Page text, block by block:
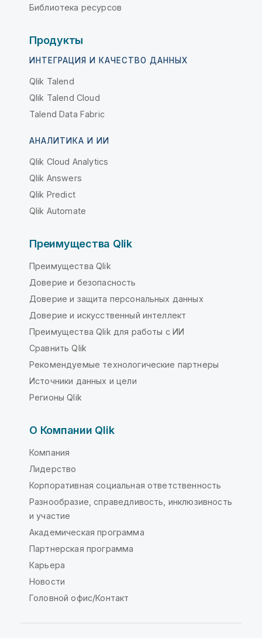
Библиотека ресурсов
Продукты
ИНТЕГРАЦИЯ И КАЧЕСТВО ДАННЫХ
Qlik Talend
Qlik Talend Cloud
Talend Data Fabric
АНАЛИТИКА И ИИ
Qlik Cloud Analytics
Qlik Answers
Qlik Predict
Qlik Automate
Преимущества Qlik
Преимущества Qlik
Доверие и безопасность
Доверие и защита персональных данных
Доверие и искусственный интеллект
Преимущества Qlik для работы с ИИ
Сравнить Qlik
Рекомендуемые технологические партнеры
Источники данных и цели
Регионы Qlik
О Компании Qlik
Компания
Лидерство
Корпоративная социальная ответственность
Разнообразие, справедливость, инклюзивность
и участие
Академическая программа
Партнерская программа
Карьера
Новости
Головной офис/Контакт